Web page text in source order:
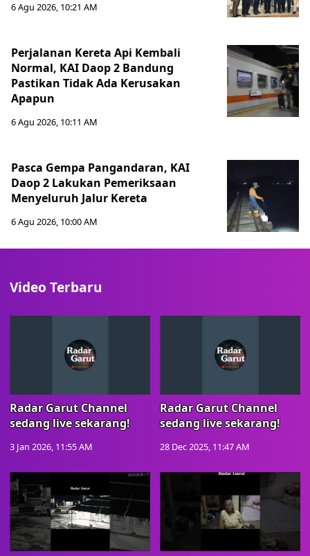
6 Agu 2026, 10:21 AM
Perjalanan Kereta Api Kembali
Normal, KAI Daop 2 Bandung
Pastikan Tidak Ada Kerusakan
Apapun
6 Agu 2026, 10:11 AM
Pasca Gempa Pangandaran, KAI
Daop 2 Lakukan Pemeriksaan
Menyeluruh Jalur Kereta
6 Agu 2026, 10:00 AM
Video Terbaru
Radar Garut Channel
sedang live sekarang!
3 Jan 2026, 11:55 AM
Radar Garut Channel
sedang live sekarang!
28 Dec 2025, 11:47 AM